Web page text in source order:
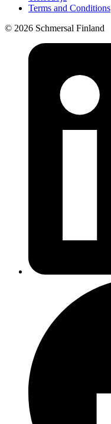
Terms and Conditions
© 2026 Schmersal Finland